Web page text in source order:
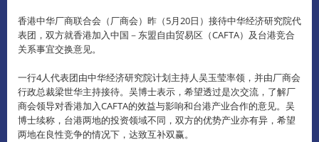
香港中华厂商联合会（厂商会）昨（5月20日）接待中华经济研究院代
表团，双方就香港加入中国－东盟自由贸易区（CAFTA）及台港竞合
关系事宜交换意见。
一行4人代表团由中华经济研究院计划主持人吴玉莹率领，并由厂商会
行政总裁梁世华主持接待。吴博士表示，希望透过是次交流，了解厂
商会领导对香港加入CAFTA的效益与影响和台港产业合作的意见。吴
博士续称，台港两地的投​​资领域不同，双方的优势产业亦有异，希望
两地在良性竞争的情况下，达致互补双赢。